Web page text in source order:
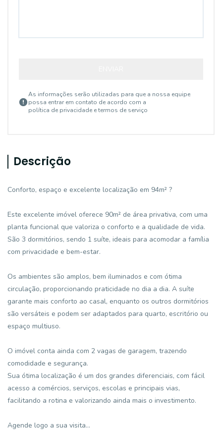
As informações serão utilizadas para que a nossa equipe
possa entrar em contato de acordo com a
política de privacidade e termos de serviço
Descrição
Conforto, espaço e excelente localização em 94m² ?
Este excelente imóvel oferece 90m² de área privativa, com uma
planta funcional que valoriza o conforto e a qualidade de vida.
São 3 dormitórios, sendo 1 suíte, ideais para acomodar a família
com privacidade e bem-estar.
Os ambientes são amplos, bem iluminados e com ótima
circulação, proporcionando praticidade no dia a dia. A suíte
garante mais conforto ao casal, enquanto os outros dormitórios
são versáteis e podem ser adaptados para quarto, escritório ou
espaço multiuso.
O imóvel conta ainda com 2 vagas de garagem, trazendo
comodidade e segurança.
Sua ótima localização é um dos grandes diferenciais, com fácil
acesso a comércios, serviços, escolas e principais vias,
facilitando a rotina e valorizando ainda mais o investimento.
Agende logo a sua visita...